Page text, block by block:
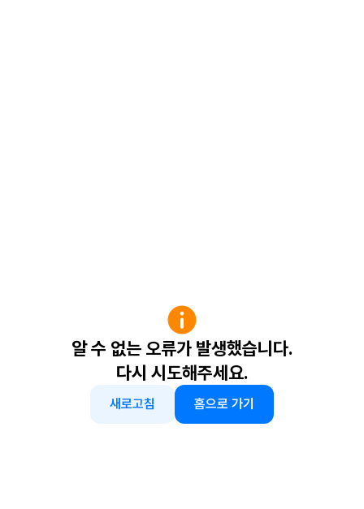
알 수 없는 오류가 발생했습니다.
다시 시도해주세요.
새로고침 홈으로 가기